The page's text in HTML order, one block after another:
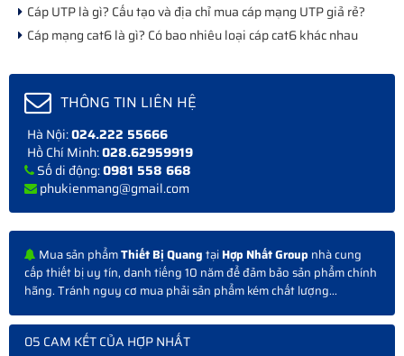
Cáp UTP là gì? Cấu tạo và địa chỉ mua cáp mạng UTP giả rẻ?
Cáp mạng cat6 là gì? Có bao nhiêu loại cáp cat6 khác nhau
THÔNG TIN LIÊN HỆ
Hà Nội:024.222 55666
Hồ Chí Minh:028.62959919
Số di động:0981 558 668
phukienmang@gmail.com
Mua sản phẩmThiết Bị QuangtạiHợp Nhất Group nhà cung
cấp thiết bị uy tín, danh tiếng 10 năm để đảm bảo sản phẩm chính
hãng. Tránh nguy cơ mua phải sản phẩm kém chất lượng...
05 CAM KẾT CỦA HỢP NHẤT